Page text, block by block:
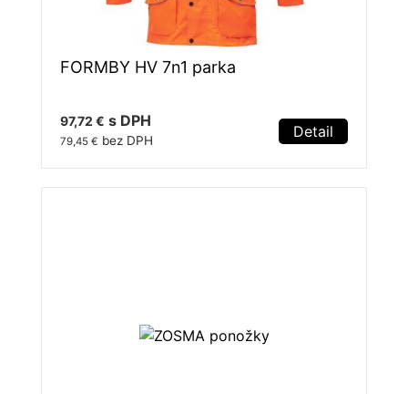
FORMBY HV 7n1 parka
97,72 € s DPH
79,45 € bez DPH Detail